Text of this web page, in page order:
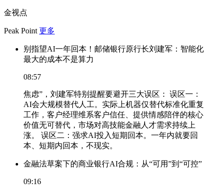
金视点
Peak Point 更多
别指望AI一年回本！邮储银行原行长刘建军：智能化
最大的成本不是算力
08:57
焦虑”，刘建军特别提醒要避开三大误区： 误区一：
AI会大规模替代人工。实际上机器仅替代标准化重复
工作，客户经理维系客户信任、提供情感陪伴的核心
价值无可替代，市场对高技能金融人才需求持续上
涨。 误区二：强求AI投入短期回本。一年内就要回
本、短期内回本，不现实。
金融法草案下的商业银行AI合规：从“可用”到“可控”
09:16